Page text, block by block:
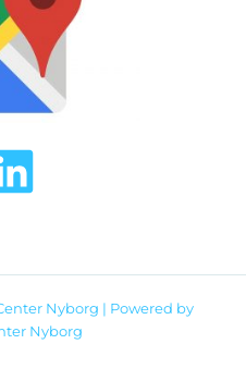
Nyborg | Powered by
Nyborg